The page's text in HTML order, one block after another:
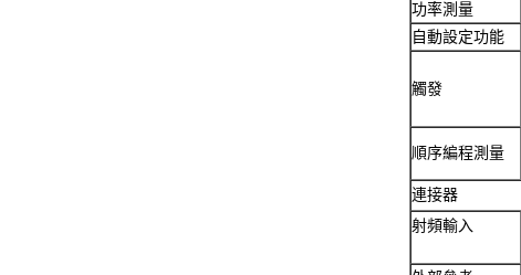
功率測量
自動設定功能
觸發
順序編程測量
連接器
射頻輸入